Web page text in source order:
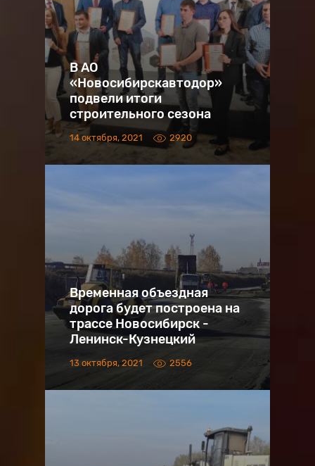
В АО
«Новосибирскавтодор»
подвели итоги
строительного сезона
14 октября, 2021 2920
Временная объездная
дорога будет построена на
трассе Новосибирск -
Ленинск-Кузнецкий
13 октября, 2021 2556